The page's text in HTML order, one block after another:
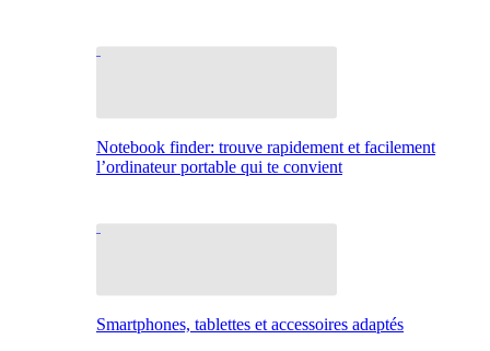
Notebook finder: trouve rapidement et facilement
l’ordinateur portable qui te convient
Smartphones, tablettes et accessoires adaptés